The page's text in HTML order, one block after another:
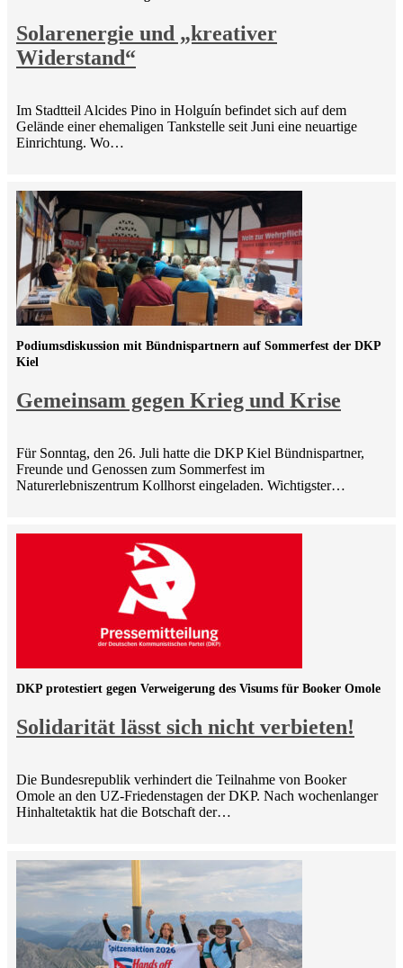
Solarenergie und „kreativer
Widerstand“
Im Stadtteil Alcides Pino in Holguín befindet sich auf dem
Gelände einer ehemaligen Tankstelle seit Juni eine neuartige
Einrichtung. Wo…
Gemeinsam gegen Krieg und Krise
Podiumsdiskussion mit Bündnispartnern auf Sommerfest der DKP
Kiel
Für Sonntag, den 26. Juli hatte die DKP Kiel Bündnispartner,
Freunde und Genossen zum Sommerfest im
Naturerlebniszentrum Kollhorst eingeladen. Wichtigster…
Solidarität lässt sich nicht verbieten!
DKP protestiert gegen Verweigerung des Visums für Booker Omole
Die Bundesrepublik verhindert die Teilnahme von Booker
Omole an den UZ-Friedenstagen der DKP. Nach wochenlanger
Hinhaltetaktik hat die Botschaft der…